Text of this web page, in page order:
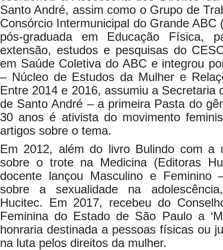
Santo André, assim como o Grupo de
Consórcio Intermunicipal do Grande ABC
pós-graduada em Educação Física,
extensão, estudos e pesquisas do
em Saúde Coletiva do ABC e integrou
– Núcleo de Estudos da Mulher e
Entre 2014 e 2016, assumiu a Secretaria
de Santo André – a primeira Pasta do
30 anos é ativista do movimento
artigos sobre o tema.
Em 2012, além do livro Bulindo com a
sobre o trote na Medicina (Editoras
docente lançou Masculino e Feminino
sobre a sexualidade na
Hucitec. Em 2017, recebeu do
Feminina do Estado de São Paulo a
honraria destinada a pessoas físicas ou
na luta pelos direitos da mulher.